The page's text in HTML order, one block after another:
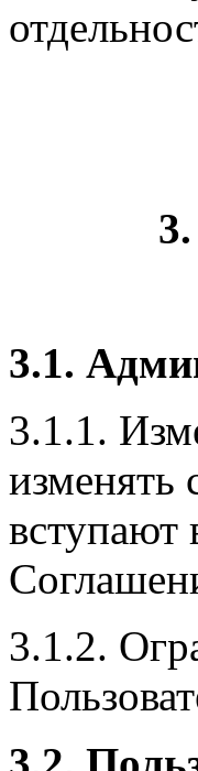
3.1.
3.1.1.
изменять
вступают
3.1.2.